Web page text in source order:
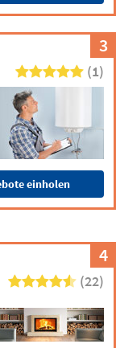
3
(1)
einholen
4
(22)